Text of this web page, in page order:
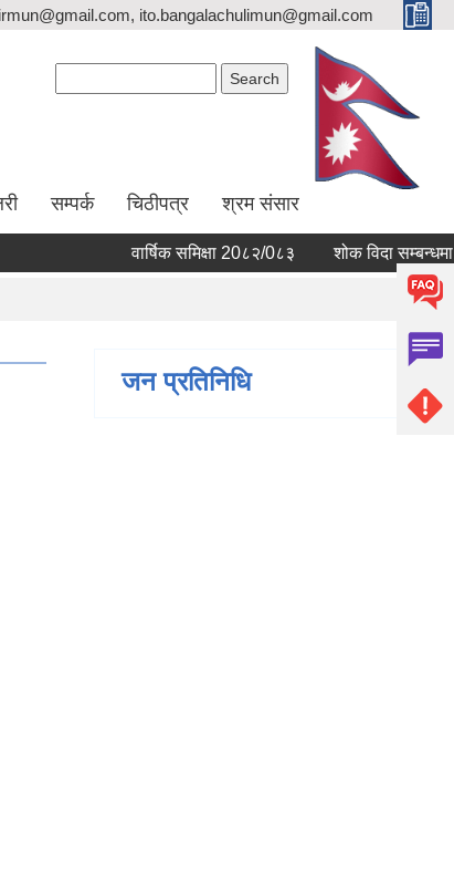
ito.bangalachulimun@gmail.com
सम्पर्क चिठीपत्र श्रम संसार
वार्षिक समिक्षा 20८२/0८३ शोक विदा सम्बन्धमा ।
जन प्रतिनिधि